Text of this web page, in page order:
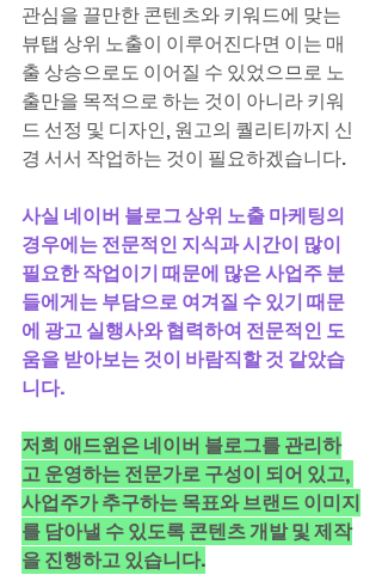
관심을 끌만한 콘텐츠와 키워드에 맞는
뷰탭 상위 노출이 이루어진다면 이는 매
출 상승으로도 이어질 수 있었으므로 노
출만을 목적으로 하는 것이 아니라 키워
드 선정 및 디자인, 원고의 퀄리티까지 신
경 서서 작업하는 것이 필요하겠습니다.
사실 네이버 블로그 상위 노출 마케팅의
경우에는 전문적인 지식과 시간이 많이
필요한 작업이기 때문에 많은 사업주 분
들에게는 부담으로 여겨질 수 있기 때문
에 광고 실행사와 협력하여 전문적인 도
움을 받아보는 것이 바람직할 것 같았습
니다.
저희 애드윈은 네이버 블로그를 관리하
고 운영하는 전문가로 구성이 되어 있고,
사업주가 추구하는 목표와 브랜드 이미지
를 담아낼 수 있도록 콘텐츠 개발 및 제작
을 진행하고 있습니다.